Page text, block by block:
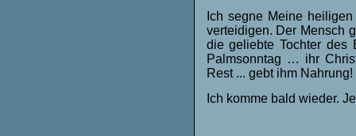
Ich segne Meine
verteidigen. Der Mensch
die geliebte Tochter des
Palmsonntag … ihr
Rest ... gebt ihm Nahrung!
Ich komme bald wieder.